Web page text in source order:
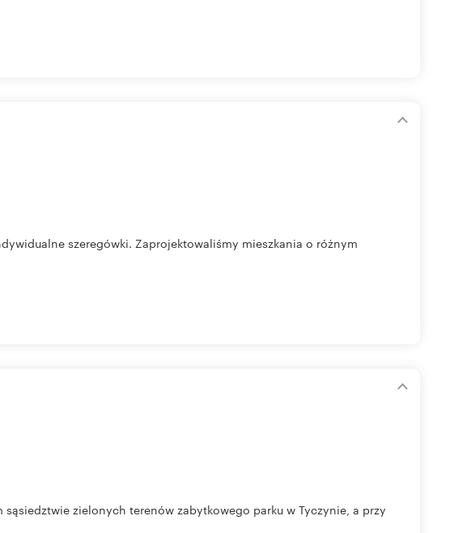
szeregówki. Zaprojektowaliśmy mieszkania o różnym
zielonych terenów zabytkowego parku w Tyczynie, a przy